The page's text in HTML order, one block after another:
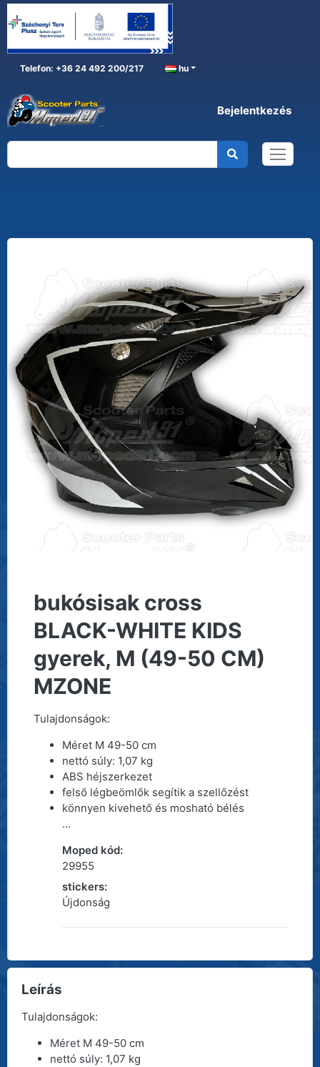
Telefon: +36 24 492 200/217 hu
Bejelentkezés
CROSS
CROSS
bukósisak cross BLACK-WHITE KIDS gyerek, M (49-50
bukósisak cross
BLACK-WHITE KIDS
gyerek, M (49-50 CM)
MZONE
Tulajdonságok:
Méret M 49-50 cm
nettó súly: 1,07 kg
ABS héjszerkezet
felső légbeömlők segítik a szellőzést
könnyen kivehető és mosható bélés
...
Moped kód:
29955
stickers:
Újdonság
Leírás
Tulajdonságok:
Méret M 49-50 cm
nettó súly: 1,07 kg